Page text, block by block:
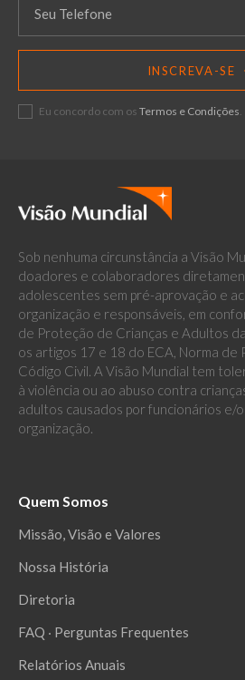
INSCREVA-SE
Eu concordo com os Termos e Condições.
Sob nenhuma circunstância a Visão
doadores e colaboradores
adolescentes sem pré-aprovação e
organização e responsáveis, em
de Proteção de Crianças e Adultos
os artigos 17 e 18 do ECA, Norma de
Código Civil. A Visão Mundial tem
à violência ou ao abuso contra
adultos causados por funcionários e/
organização.
Quem Somos
Missão, Visão e Valores
Nossa História
Diretoria
FAQ ‧ Perguntas Frequentes
Relatórios Anuais